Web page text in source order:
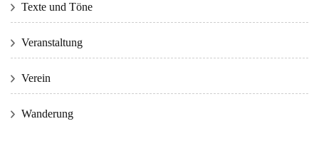
Texte und Töne
Veranstaltung
Verein
Wanderung